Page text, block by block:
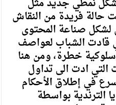
نمطي جديد مثل
حالة فريدة من النقاش
صناعة المحتوى
قادت الشباب لعواصف
خطرة، ومن هنا
التي ادت الى تداول
في إطلاق الأحكام
الترندية بواسطة